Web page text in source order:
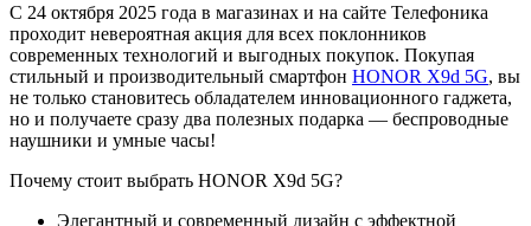
С 24 октября 2025 года в магазинах и на сайте Телефоника
проходит невероятная акция для всех поклонников
современных технологий и выгодных покупок. Покупая
стильный и производительный смартфон HONOR X9d 5G, вы
не только становитесь обладателем инновационного гаджета,
но и получаете сразу два полезных подарка — беспроводные
наушники и умные часы!
Почему стоит выбрать HONOR X9d 5G?
Элегантный и современный дизайн с эффектной